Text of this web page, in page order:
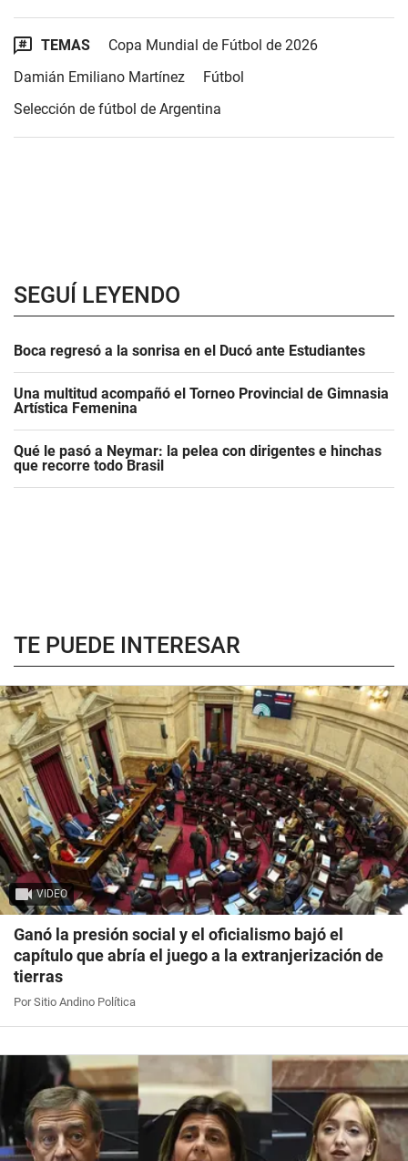
TEMAS
Copa Mundial de Fútbol de 2026
Damián Emiliano Martínez
Fútbol
Selección de fútbol de Argentina
SEGUÍ LEYENDO
Boca regresó a la sonrisa en el Ducó ante Estudiantes
Una multitud acompañó el Torneo Provincial de Gimnasia
Artística Femenina
Qué le pasó a Neymar: la pelea con dirigentes e hinchas
que recorre todo Brasil
TE PUEDE INTERESAR
VIDEO
Ganó la presión social y el oficialismo bajó el
capítulo que abría el juego a la extranjerización de
tierras
Por Sitio Andino Política